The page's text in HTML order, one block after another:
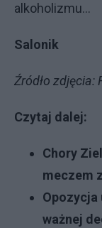
alkoholizmu...
Salonik
Źródło zdjęcia:
Czytaj dalej:
Chory
meczem
Opozycja
ważnej